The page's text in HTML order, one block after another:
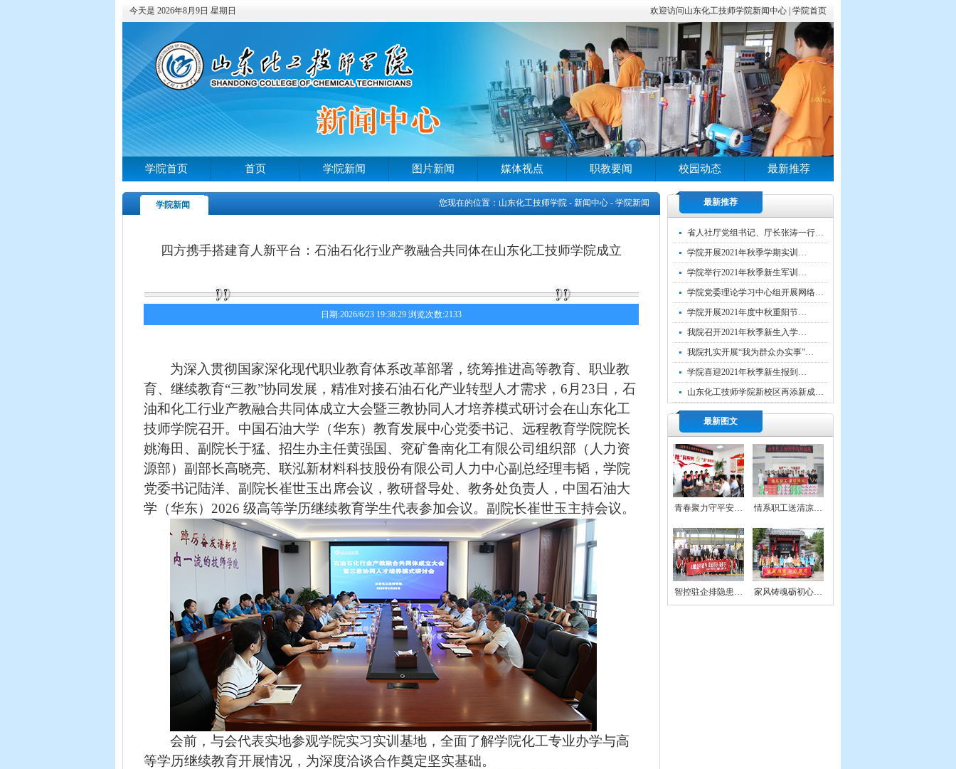
今天是 2026年8月9日 星期日 欢迎访问山东化工技师学院新闻中心 | 学院首页
学院首页 首页 学院新闻 图片新闻 媒体视点 职教要闻 校园动态 最新推荐
学院新闻 您现在的位置：山东化工技师学院 - 新闻中心 - 学院新闻
四方携手搭建育人新平台：石油石化行业产教融合共同体在山东化工技师学院成立
日期:2026/6/23 19:38:29 浏览次数:2133
为深入贯彻国家深化现代职业教育体系改革部署，统筹推进高等教育、职业教
育、继续教育“三教”协同发展，精准对接石油石化产业转型人才需求， 6 月 23 日，石
油和化工行业产教融合共同体成立大会暨三教协同人才培养模式研讨会在山东化工
技师学院召开。中国石油大学（华东）教育发展中心党委书记、远程教育学院院长
姚海田 、副院长于猛、招生办主任黄强国、兖矿鲁南化工有限公司组织部（人力资
源部）副部长高晓亮、 联泓新材料科技股份有限公司人力中心副总经理韦韬 ，学院
党委书记陆洋、副院长崔世玉出席会议，教研督导处、教务处负责人，中国石油大
学（华东） 2026 级高等学历继续教育学生代表参加会议。副院长崔世玉主持会议。
会前，与会代表实地参观学院实习实训基地，全面了解学院化工专业办学与高
等学历继续教育开展情况，为深度洽谈合作奠定坚实基础。
最新推荐
省人社厅党组书记、厅长张涛一行…
学院开展2021年秋季学期实训…
学院举行2021年秋季新生军训…
学院党委理论学习中心组开展网络…
学院开展2021年度中秋重阳节…
我院召开2021年秋季新生入学…
我院扎实开展“我为群众办实事”…
学院喜迎2021年秋季新生报到…
山东化工技师学院新校区再添新成…
最新图文
青春聚力守平安… 情系职工送清凉…
智控驻企排隐患… 家风铸魂砺初心…